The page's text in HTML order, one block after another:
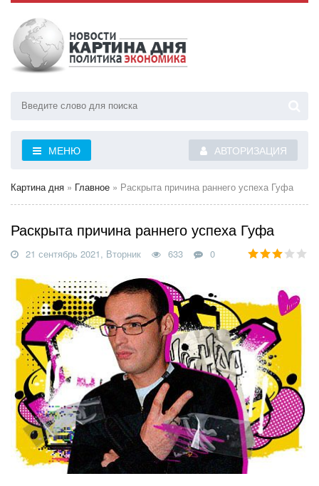
АВТОРИЗАЦИЯ
МЕНЮ
Картина дня » Главное » Раскрыта причина раннего успеха Гуфа
Раскрыта причина раннего успеха Гуфа
21 сентябрь 2021, Вторник 633 0